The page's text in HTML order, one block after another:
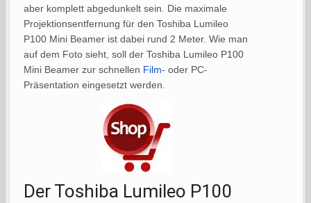
aber komplett abgedunkelt sein. Die maximale
Projektionsentfernung für den Toshiba Lumileo
P100 Mini Beamer ist dabei rund 2 Meter. Wie man
auf dem Foto sieht, soll der Toshiba Lumileo P100
Mini Beamer zur schnellen Film- oder PC-
Präsentation eingesetzt werden.
Der Toshiba Lumileo P100